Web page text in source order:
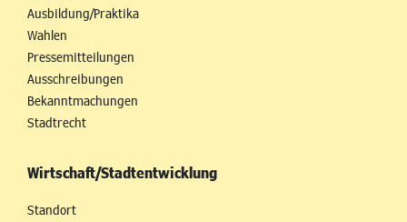
Ausbildung/Praktika
Wahlen
Pressemitteilungen
Ausschreibungen
Bekanntmachungen
Stadtrecht
Wirtschaft/Stadtentwicklung
Standort